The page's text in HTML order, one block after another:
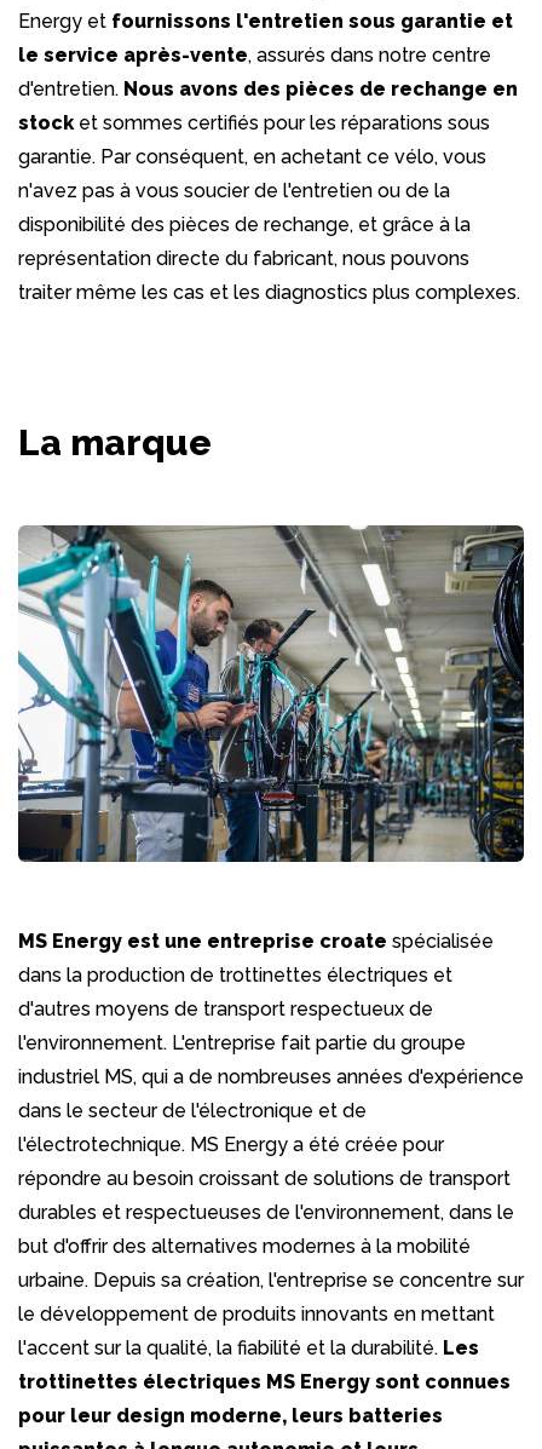
Energy et fournissons l'entretien sous garantie et
le service après-vente, assurés dans notre centre
d'entretien. Nous avons des pièces de rechange en
stock et sommes certifiés pour les réparations sous
garantie. Par conséquent, en achetant ce vélo, vous
n'avez pas à vous soucier de l'entretien ou de la
disponibilité des pièces de rechange, et grâce à la
représentation directe du fabricant, nous pouvons
traiter même les cas et les diagnostics plus complexes.
La marque
MS Energy est une entreprise croate spécialisée
dans la production de trottinettes électriques et
d'autres moyens de transport respectueux de
l'environnement. L'entreprise fait partie du groupe
industriel MS, qui a de nombreuses années d'expérience
dans le secteur de l'électronique et de
l'électrotechnique. MS Energy a été créée pour
répondre au besoin croissant de solutions de transport
durables et respectueuses de l'environnement, dans le
but d'offrir des alternatives modernes à la mobilité
urbaine. Depuis sa création, l'entreprise se concentre sur
le développement de produits innovants en mettant
l'accent sur la qualité, la fiabilité et la durabilité. Les
trottinettes électriques MS Energy sont connues
pour leur design moderne, leurs batteries